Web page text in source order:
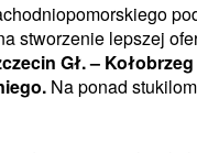
stworzenie lepszej
Gł. –
Na ponad